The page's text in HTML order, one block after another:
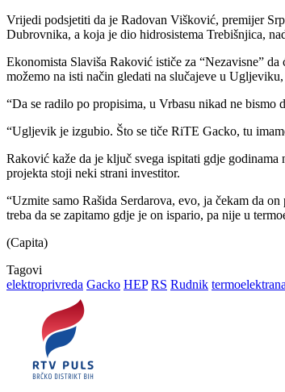
Vrijedi podsjetiti da je Radovan Višković, premijer
Dubrovnika, a koja je dio hidrosistema Trebišnjica,
Ekonomista Slaviša Raković ističe za “Nezavisne”
možemo na isti način gledati na slučajeve u
“Da se radilo po propisima, u Vrbasu nikad ne bismo
“Ugljevik je izgubio. Što se tiče RiTE Gacko, tu
Raković kaže da je ključ svega ispitati gdje
projekta stoji neki strani investitor.
“Uzmite samo Rašida Serdarova, evo, ja čekam da
treba da se zapitamo gdje je on ispario, pa nije u
(Capita)
Tagovi
elektroprivreda Gacko HEP RS Rudnik termoelektrana